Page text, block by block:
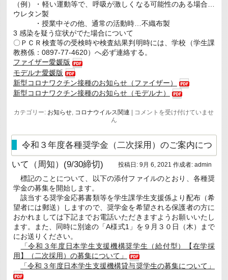
（例）・軽い運動等で、呼吸が激しくなる可能性のある場合…
ウレタン製
・授業中その他、通常の活動時…不織布製
3 感染を疑う症状がでた場合について
〇ＰＣＲ検査等の受検時や検査結果判明時には、学校（学生課
教務係：0897-77-4620）へ必ず連絡する。
ファイザー愛媛版
モデルナ愛媛版
新型コロナワクチン接種のお知らせ（ファイザー）
新型コロナワクチン接種のお知らせ（モデルナ）
カテゴリー: お知らせ コロナウイルス関連
新
を
迎
え
る
に
た
て
の
感
染
防
対
策
の
強
コメントを受け付けていませ
ん
令和３年度各種奨学金（二次採用）のご案内につ
いて（周知）(9/30締切)
投稿日: 9月 6, 2021 作成者: admin
標記のことについて、以下の添付ファイルのとおり、各種奨
学金の募集を開始します。
該当する奨学金応募書類等を学生課学生支援係より配布（希
望者には郵送）しますので、奨学金を希望される保護者の方に
おかれましては下記までお電話いただきますようお願いいたし
ます。また、同時に別途の「A様式1」を９月３０日（木）まで
にお送りください。
「令和３年度日本学生支援機構奨学生（給付型）【在学採
用】（二次採用）の募集について」
「令和３年度日本学生支援機構貸与奨学生の募集について」